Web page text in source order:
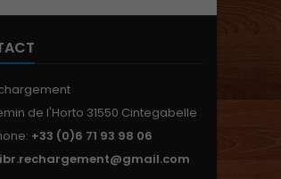
de l'Horto 31550 Cintegabelle
+33 (0)6 71 93 98 06
ibr.rechargement@gmail.com